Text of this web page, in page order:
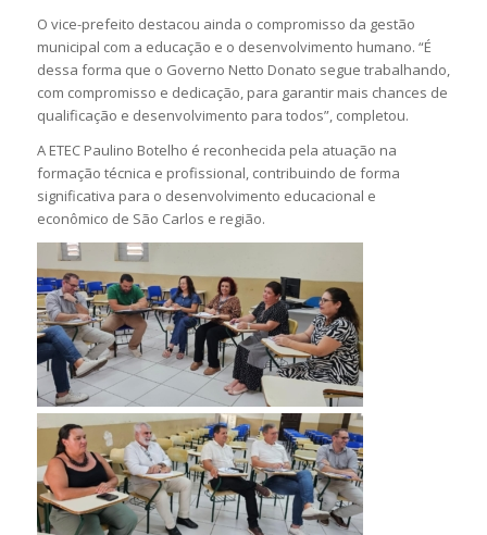
O vice-prefeito destacou ainda o compromisso da gestão
municipal com a educação e o desenvolvimento humano. “É
dessa forma que o Governo Netto Donato segue trabalhando,
com compromisso e dedicação, para garantir mais chances de
qualificação e desenvolvimento para todos”, completou.
A ETEC Paulino Botelho é reconhecida pela atuação na
formação técnica e profissional, contribuindo de forma
significativa para o desenvolvimento educacional e
econômico de São Carlos e região.